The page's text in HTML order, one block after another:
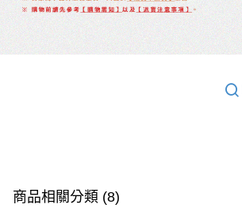
商品相關分類 (8)